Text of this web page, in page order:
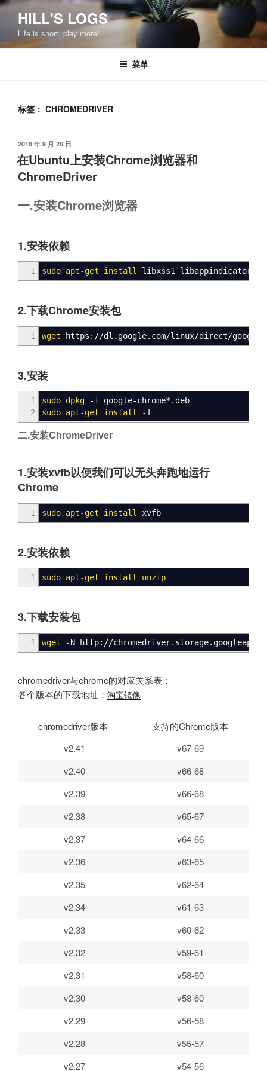
跳
容
HILL'S LOGS
Life is short, play more!
菜单
标签： CHROMEDRIVER
发
布
于
2018 年 9 月 20 日
在Ubuntu上安装Chrome浏览器和
ChromeDriver
一.安装Chrome浏览器
1.安装依赖
1 sudo apt-get install libxss1 libappindicator1
2.下载Chrome安装包
1 wget https: //dl.google.com/linux/direct/
3.安装
1
2
sudo dpkg -i google-chrome* .deb
sudo apt-get install -f
二.安装ChromeDriver
1.安装xvfb以便我们可以无头奔跑地运行
Chrome
1 sudo apt-get install xvfb
2.安装依赖
1 sudo apt-get install unzip
3.下载安装包
1 wget -N http: //
chromedriver与chrome的对应关系表：
各个版本的下载地址： 淘宝镜像
chromedriver版本
支持的Chrome版本
v2.41
v67-69
v2.40
v66-68
v2.39
v66-68
v2.38
v65-67
v2.37
v64-66
v2.36
v63-65
v2.35
v62-64
v2.34
v61-63
v2.33
v60-62
v2.32
v59-61
v2.31
v58-60
v2.30
v58-60
v2.29
v56-58
v2.28
v55-57
v2.27
v54-56